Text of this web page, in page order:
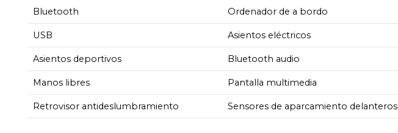
Bluetooth Ordenador de a bordo
USB Asientos eléctricos
Asientos deportivos Bluetooth audio
Manos libres Pantalla multimedia
Retrovisor antideslumbramiento Sensores de aparcamiento delanteros